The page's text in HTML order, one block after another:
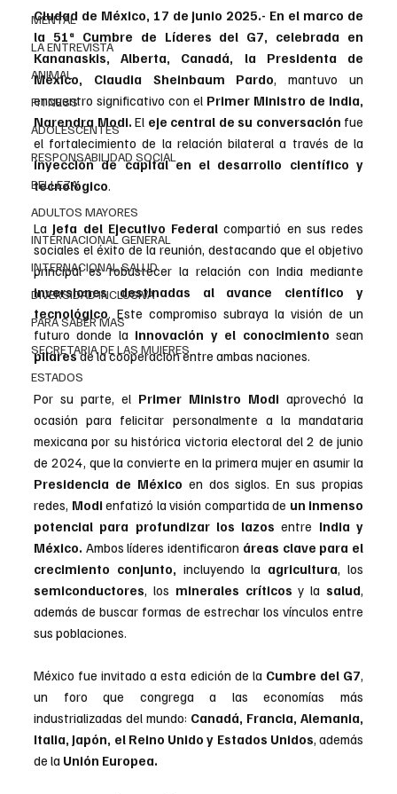
MENTAL
LA ENTREVISTA
ANIMAL
FITNESS
ADOLESCENTES
RESPONSABILIDAD SOCIAL
BELLEZA
ADULTOS MAYORES
INTERNACIONAL GENERAL
INTERNACIONAL SALUD
DIVERSIDAD INCLUSIVA
PARA SABER MAS
SECRETARIA DE LAS MUJERES
ESTADOS
Ciudad de México, 17 de junio 2025.- En el marco de
la 51ª Cumbre de Líderes del G7, celebrada en
Kananaskis, Alberta, Canadá, la Presidenta de
México, Claudia Sheinbaum Pardo, mantuvo un
encuentro significativo con el Primer Ministro de India,
Narendra Modi. El eje central de su conversación fue
el fortalecimiento de la relación bilateral a través de la
inyección de capital en el desarrollo científico y
tecnológico.
La Jefa del Ejecutivo Federal compartió en sus redes
sociales el éxito de la reunión, destacando que el objetivo
inversiones destinadas al avance científico y
tecnológico. Este compromiso subraya la visión de un
futuro donde la innovación y el conocimiento sean
pilares de la cooperación entre ambas naciones.
Por su parte, el Primer Ministro Modi aprovechó la
ocasión para felicitar personalmente a la mandataria
mexicana por su histórica victoria electoral del 2 de junio
Presidencia de México en dos siglos. En sus propias
redes, Modi enfatizó la visión compartida de un inmenso
potencial para profundizar los lazos entre India y
México. Ambos líderes identificaron áreas clave para el
crecimiento conjunto, incluyendo la agricultura
semiconductores, los minerales críticos y la salud,
además de buscar formas de estrechar los vínculos entre
sus poblaciones.
México fue invitado a esta edición de la Cumbre del G7,
un foro que congrega a las economías más
industrializadas del mundo: Canadá, Francia, Alemania,
Italia, Japón, el Reino Unido y Estados Unidos, además
de la Unión Europea.